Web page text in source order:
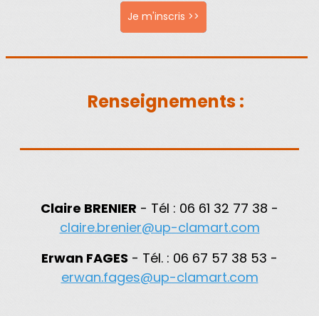
Je m'inscris >>
Renseignements :
Claire BRENIER - Tél : 06 61 32 77 38 -
claire.brenier@up-clamart.com
Erwan FAGES - Tél. : 06 67 57 38 53 -
erwan.fages@up-clamart.com